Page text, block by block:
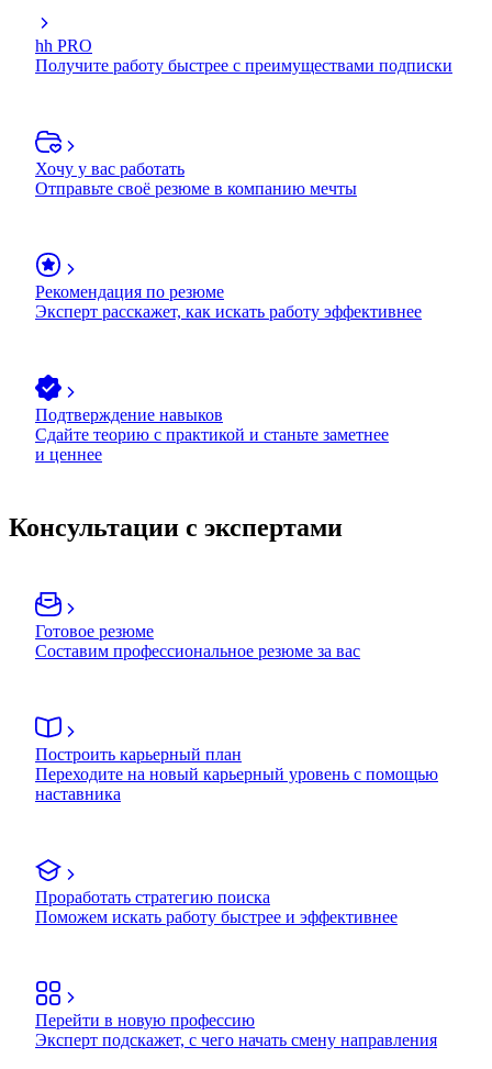
hh PRO
Получите работу быстрее с преимуществами подписки
Хочу у вас работать
Отправьте своё резюме в компанию мечты
Рекомендация по резюме
Эксперт расскажет, как искать работу эффективнее
Подтверждение навыков
Сдайте теорию с практикой и станьте заметнее
и ценнее
Консультации с экспертами
Готовое резюме
Составим профессиональное резюме за вас
Построить карьерный план
Переходите на новый карьерный уровень с помощью
наставника
Проработать стратегию поиска
Поможем искать работу быстрее и эффективнее
Перейти в новую профессию
Эксперт подскажет, с чего начать смену направления